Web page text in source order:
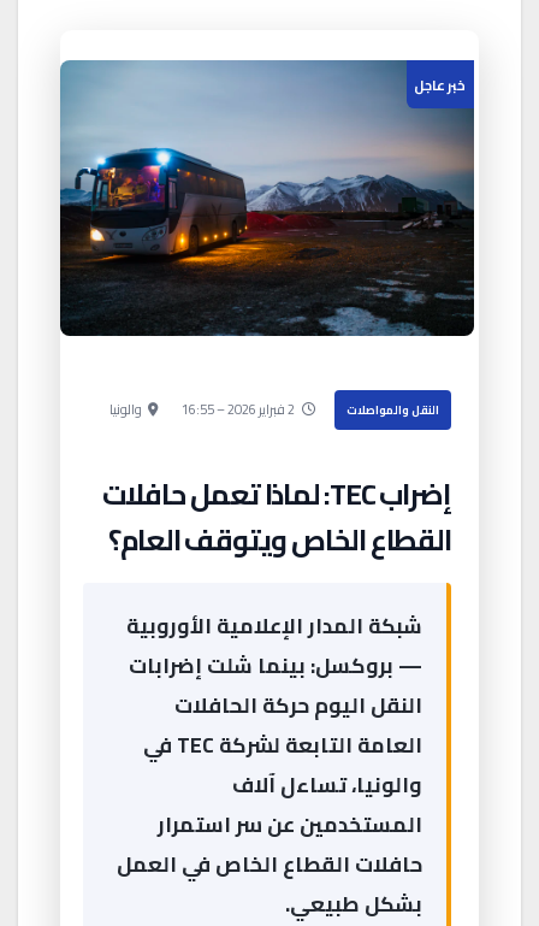
خبر عاجل
النقل والمواصلات والونيا
إضراب TEC: لماذا تعمل حافلات
القطاع الخاص ويتوقف العام؟
شبكة المدار الإعلامية الأوروبية
— بروكسل: بينما شلت إضرابات
النقل اليوم حركة الحافلات
العامة التابعة لشركة TEC في
والونيا، تساءل آلاف
المستخدمين عن سر استمرار
حافلات القطاع الخاص في العمل
بشكل طبيعي.